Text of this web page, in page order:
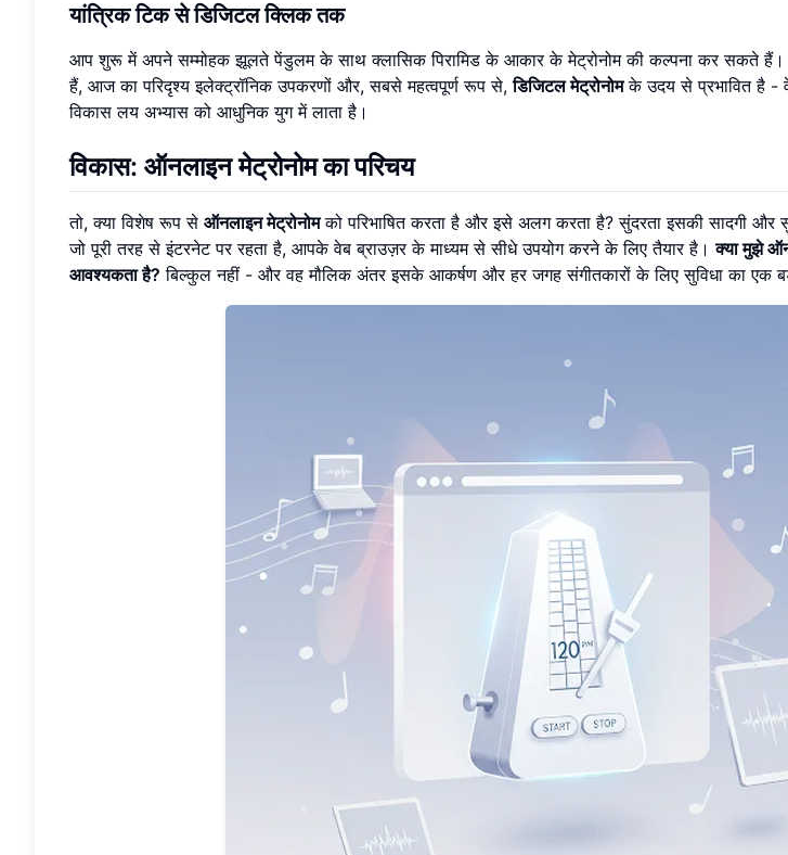
यांत्रिक टिक से डिजिटल क्लिक तक
आप शुरू में अपने सम्मोहक झूलते पेंडुलम के साथ क्लासिक पिरामिड के आकार के मेट्रोनोम की कल्पना कर सकते हैं।
हैं, आज का परिदृश्य इलेक्ट्रॉनिक उपकरणों और, सबसे महत्वपूर्ण रूप से,डिजिटल मेट्रोनोमके उदय से प्रभावित है -
विकास लय अभ्यास को आधुनिक युग में लाता है।
विकास: ऑनलाइन मेट्रोनोम का परिचय
तो, क्या विशेष रूप से ऑनलाइन मेट्रोनोमको परिभाषित करता है और इसे अलग करता है? सुंदरता इसकी सादगी और
जो पूरी तरह से इंटरनेट पर रहता है, आपके वेब ब्राउज़र के माध्यम से सीधे उपयोग करने के लिए तैयार है।क्या मुझे
आवश्यकता है? बिल्कुल नहीं - और वह मौलिक अंतर इसके आकर्षण और हर जगह संगीतकारों के लिए सुविधा का एक